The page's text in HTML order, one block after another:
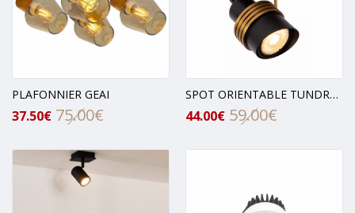
PLAFONNIER GEAI
75.00€
initial
était :
37.50€
actuel
est :
SPOT ORIENTABLE TUNDRAN
59.00€
59.00€.
44.00€
44.00€.